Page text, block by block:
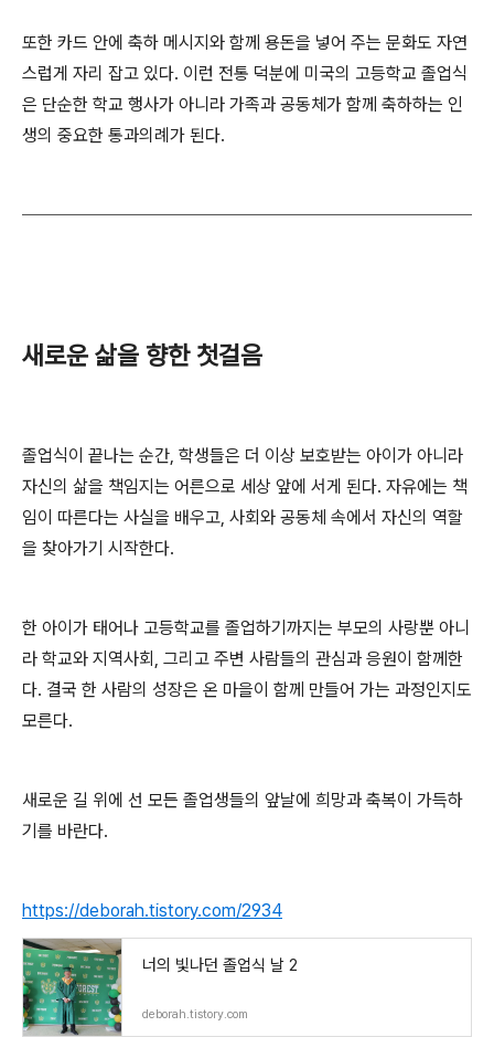
또한 카드 안에 축하 메시지와 함께 용돈을 넣어 주는 문화도 자연
스럽게 자리 잡고 있다. 이런 전통 덕분에 미국의 고등학교 졸업식
은 단순한 학교 행사가 아니라 가족과 공동체가 함께 축하하는 인
생의 중요한 통과의례가 된다.
새로운 삶을 향한 첫걸음
졸업식이 끝나는 순간, 학생들은 더 이상 보호받는 아이가 아니라
자신의 삶을 책임지는 어른으로 세상 앞에 서게 된다. 자유에는 책
임이 따른다는 사실을 배우고, 사회와 공동체 속에서 자신의 역할
을 찾아가기 시작한다.
한 아이가 태어나 고등학교를 졸업하기까지는 부모의 사랑뿐 아니
라 학교와 지역사회, 그리고 주변 사람들의 관심과 응원이 함께한
다. 결국 한 사람의 성장은 온 마을이 함께 만들어 가는 과정인지도
모른다.
새로운 길 위에 선 모든 졸업생들의 앞날에 희망과 축복이 가득하
기를 바란다.
https://deborah.tistory.com/2934
너의 빛나던 졸업식 날 2
deborah.tistory.com